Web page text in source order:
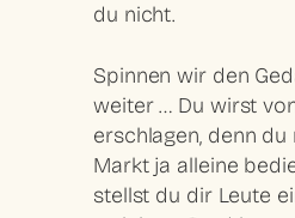
du nicht.
Spinnen wir den
weiter … Du wirst
erschlagen, denn
Markt ja alleine
stellst du dir Leute